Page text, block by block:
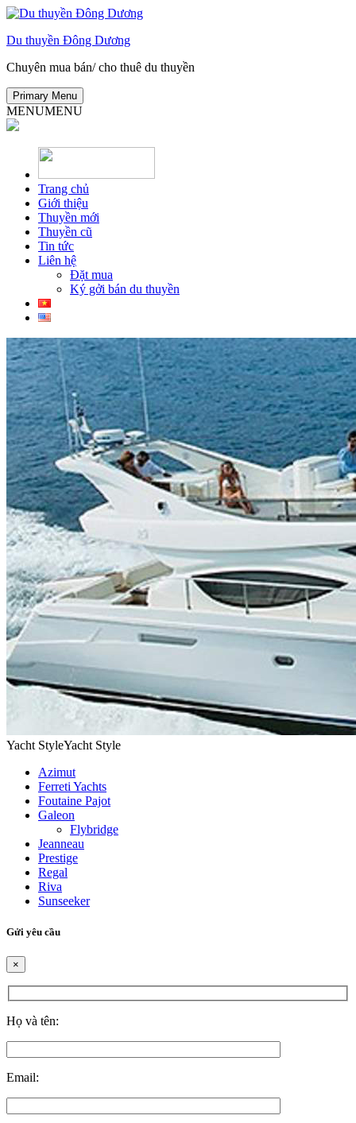
Skip
content
Du thuyền Đông Dương
Chuyên mua bán/ cho thuê du thuyền
Primary Menu
MENUMENU
Trang chủ
Giới thiệu
Thuyền mới
Thuyền cũ
Tin tức
Liên hệ
Đặt mua
Ký gởi bán du thuyền
Yacht StyleYacht Style
Azimut
Ferreti Yachts
Foutaine Pajot
Galeon
Flybridge
Jeanneau
Prestige
Regal
Riva
Sunseeker
Gửi yêu cầu
×
Họ và tên:
Email: